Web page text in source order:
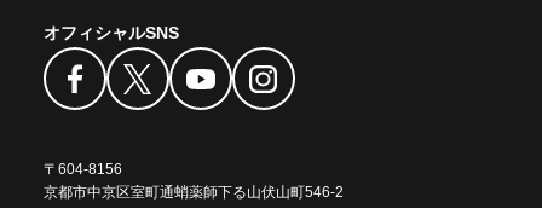
オフィシャルSNS
〒604-8156
京都市中京区室町通蛸薬師下る山伏山町546-2